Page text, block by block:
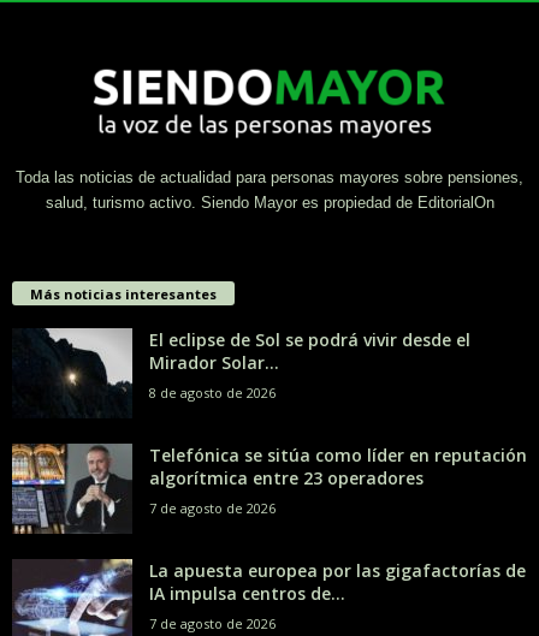
Toda las noticias de actualidad para personas mayores sobre pensiones,
salud, turismo activo. Siendo Mayor es propiedad de EditorialOn
Más noticias interesantes
El eclipse de Sol se podrá vivir desde el
Mirador Solar...
8 de agosto de 2026
Telefónica se sitúa como líder en reputación
algorítmica entre 23 operadores
7 de agosto de 2026
La apuesta europea por las gigafactorías de
IA impulsa centros de...
7 de agosto de 2026